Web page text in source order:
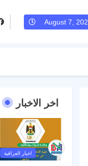
August 7,
اخر الاخبار
اخبار العراقية